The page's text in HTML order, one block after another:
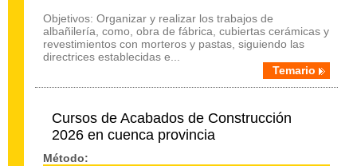
Objetivos: Organizar y realizar los trabajos de
albañilería, como, obra de fábrica, cubiertas cerámicas y
revestimientos con morteros y pastas, siguiendo las
directrices establecidas e...
Temario
Cursos de Acabados de Construcción
2026 en cuenca provincia
Método: